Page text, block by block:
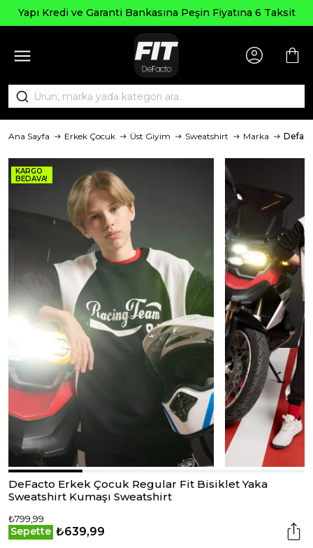
Yapı Kredi ve Garanti Bankasına Peşin Fiyatına 6 Taksit
Ana Sayfa Erkek Çocuk Üst Giyim Sweatshirt Marka
KARGO
BEDAVA!
DeFacto Erkek Çocuk Regular Fit Bisiklet Yaka
Sweatshirt Kumaşı Sweatshirt
₺799,99
Sepette ₺639,99